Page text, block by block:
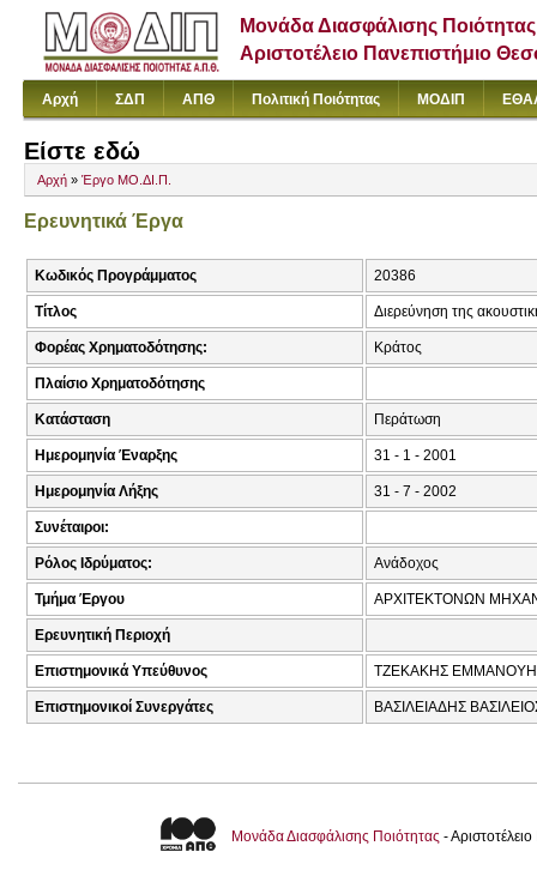
Μονάδα Διασφάλισης Ποιότητας
Αριστοτέλειο Πανεπιστήμιο
Αρχή ΣΔΠ ΑΠΘ Πολιτική Ποιότητας ΜΟΔΙΠ
Είστε εδώ
Αρχή » Έργο ΜΟ.ΔΙ.Π.
Ερευνητικά Έργα
Κωδικός Προγράμματος 20386
Τίτλος Διερεύνηση της
Φορέας Χρηματοδότησης: Κράτος
Πλαίσιο Χρηματοδότησης
Κατάσταση Περάτωση
Ημερομηνία Έναρξης 31 - 1 - 2001
Ημερομηνία Λήξης 31 - 7 - 2002
Συνέταιροι:
Ρόλος Ιδρύματος: Ανάδοχος
Τμήμα Έργου ΑΡΧΙΤΕΚΤΟΝΩΝ
Ερευνητική Περιοχή
Επιστημονικά Υπεύθυνος ΤΖΕΚΑΚΗΣ
Επιστημονικοί Συνεργάτες ΒΑΣΙΛΕΙΑΔΗΣ
Μονάδα Διασφάλισης Ποιότητας -